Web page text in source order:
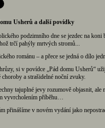
Usherů a další povídky
podzimního dne se jezdec na
trčí pahýly mrtvých stromů...
románu – a přece se jedná o dílo
si v povídce „Pád domu Usherů“
a strašidelné noční zvuky.
tajuplné jevy rozumově objasnit, ale
vyvrcholením příběhu…
přinášíme v novém vydání jako